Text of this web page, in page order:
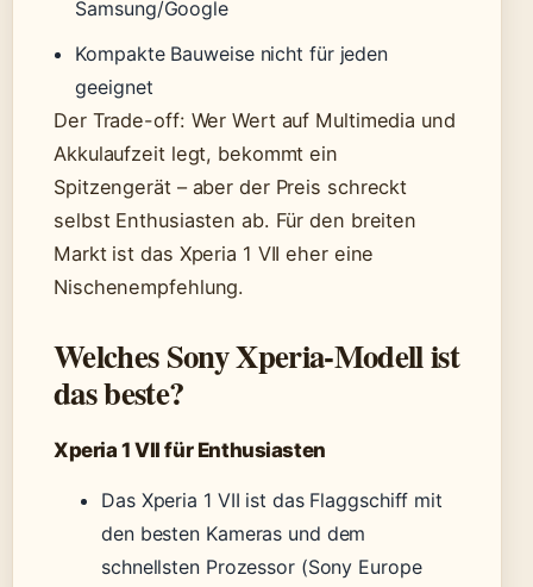
Samsung/Google
Kompakte Bauweise nicht für jeden
geeignet
Der Trade-off: Wer Wert auf Multimedia und
Akkulaufzeit legt, bekommt ein
Spitzengerät – aber der Preis schreckt
selbst Enthusiasten ab. Für den breiten
Markt ist das Xperia 1 VII eher eine
Nischenempfehlung.
Welches Sony Xperia-Modell ist
das beste?
Xperia 1 VII für Enthusiasten
Das Xperia 1 VII ist das Flaggschiff mit
den besten Kameras und dem
schnellsten Prozessor (Sony Europe